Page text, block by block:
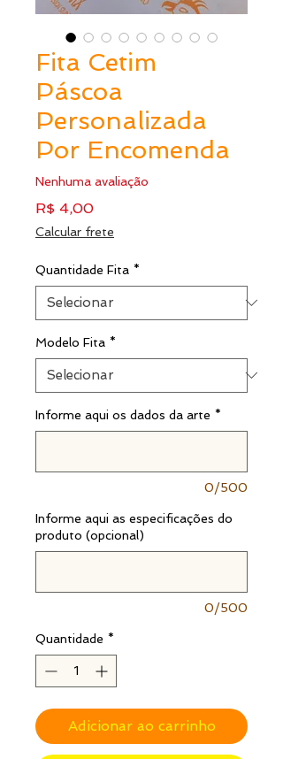
Fita Cetim
Páscoa
Personalizada
Por Encomenda
Nenhuma avaliação
R$ 4,00Preço
Calcular frete
Quantidade Fita *
Modelo Fita *
Informe aqui os dados da arte *
0/500
Informe aqui as especificações do
produto (opcional)
0/500
Quantidade *
Adicionar ao carrinho